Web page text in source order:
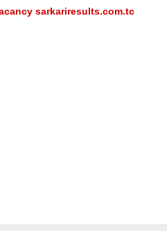
sarkariresults.com.tc